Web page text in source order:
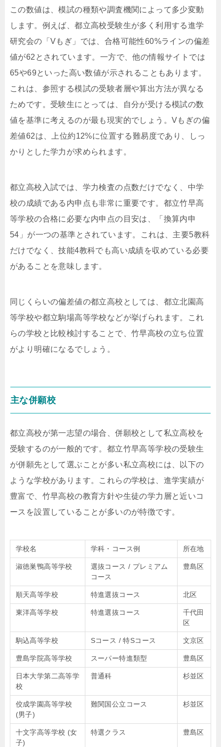
この数値は、模試の種類や調査機関によって多少変動
します。例えば、都立高校受験生が多く利用する進学
研究会の「Vもぎ」では、合格可能性60%ラインの偏差
値が62とされています。一方で、他の情報サイトでは
65や69といった高い数値が示されることもあります。
これは、参照する模試の受験者層や算出方法が異なる
ためです。受験生にとっては、自分が受ける模試の数
値を基準に考えるのが最も現実的でしょう。Vもぎの偏
差値62は、上位約12%に位置する難易度であり、しっ
かりとした学力が求められます。
都立高校入試では、学力検査の点数だけでなく、中学
校の成績である内申点も非常に重要です。都立竹早高
等学校の合格に必要な内申点の目安は、「換算内申
54」が一つの基準とされています。これは、主要5教科
だけでなく、技能4教科でも高い成績を収めている必要
があることを意味します。
同じくらいの偏差値の都立高校としては、都立北園高
等学校や都立駒場高等学校などが挙げられます。これ
らの学校と比較検討することで、竹早高校の立ち位置
がより明確になるでしょう。
主な併願校
都立高校が第一志望の場合、併願校として私立高校を
受験するのが一般的です。都立竹早高等学校の受験生
が併願先として選ぶことが多い私立高校には、以下の
ような学校があります。これらの学校は、進学実績が
豊富で、竹早高校の教育方針や生徒の学力層と近いコ
ースを設置していることが多いのが特徴です。
学校名 学科・コース例 所在地
淑徳巣鴨高等学校
選抜コース / プレミアム
コース
豊島区
順天高等学校 特進選抜コース 北区
東洋高等学校 特進選抜コース
千代田
区
駒込高等学校 Sコース / 特Sコース 文京区
豊島学院高等学校 スーパー特進類型 豊島区
日本大学第二高等学
校
普通科 杉並区
佼成学園高等学校
(男子)
難関国公立コース 杉並区
十文字高等学校 (女
子)
特選クラス 豊島区